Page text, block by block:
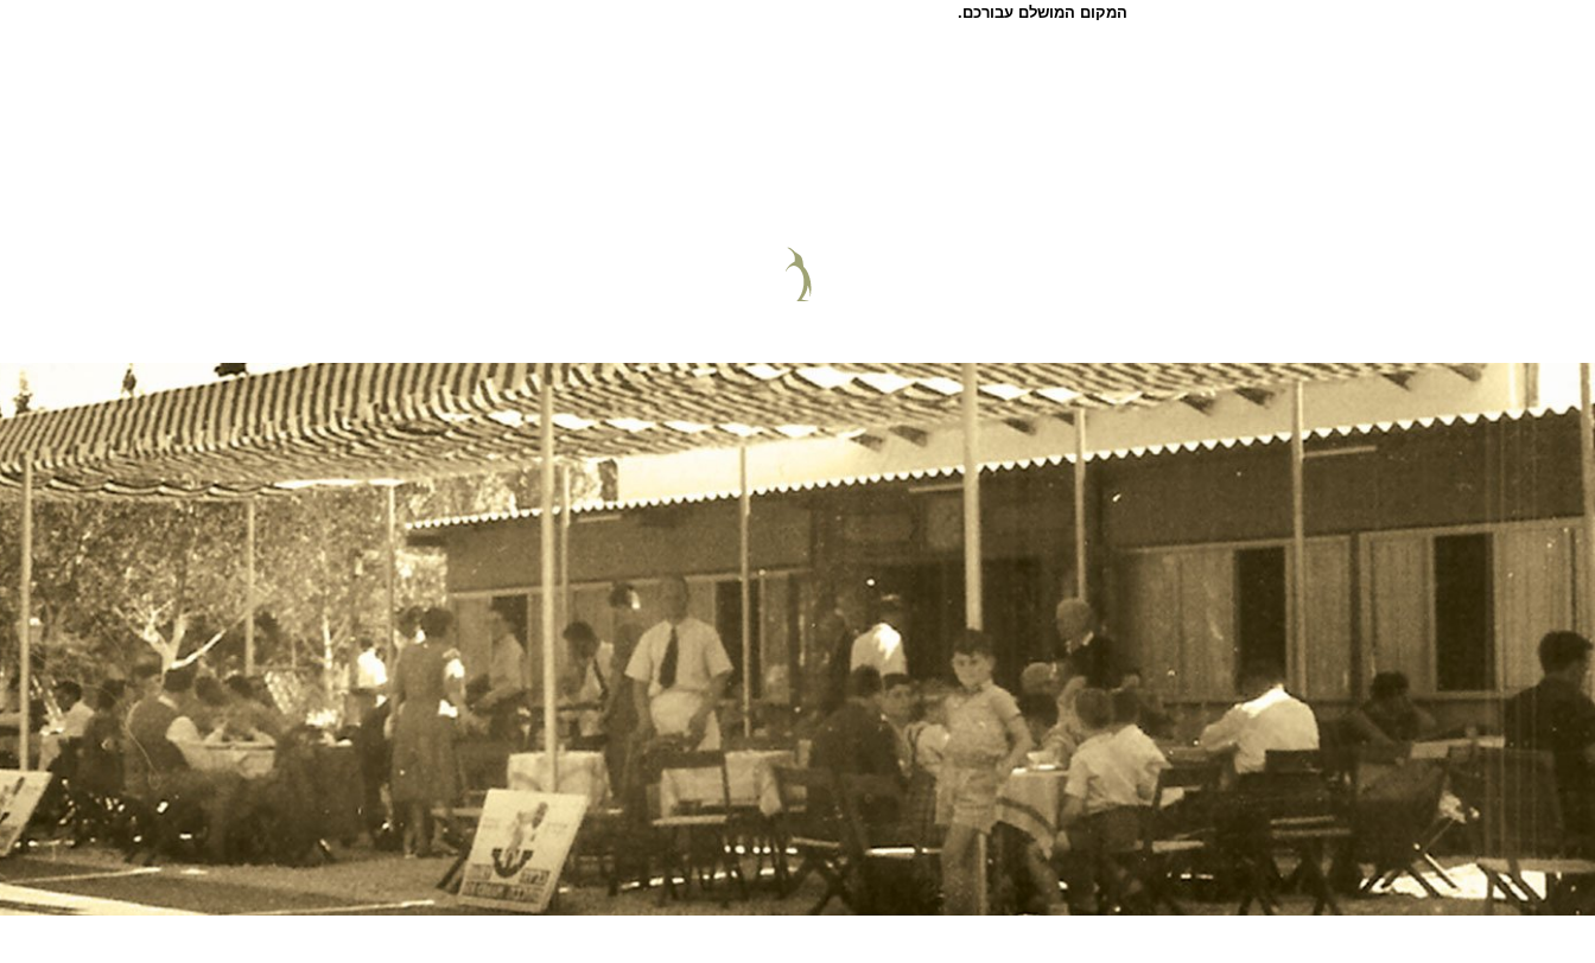
המקום המושלם עבורכם.